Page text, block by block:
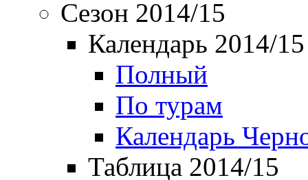
Сезон 2014/15
Календарь 2014/15
Полный
По турам
Календарь
Таблица 2014/15